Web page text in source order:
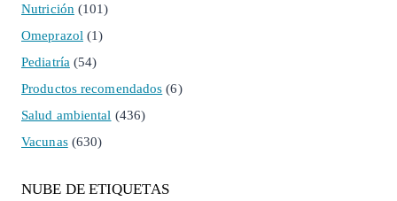
Nutrición (101)
Omeprazol (1)
Pediatría (54)
Productos recomendados (6)
Salud ambiental (436)
Vacunas(630)
NUBE DE ETIQUETAS